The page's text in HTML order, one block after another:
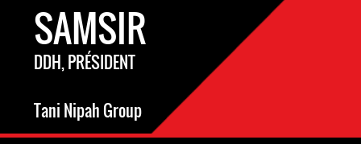
SAMSIR
DDH, PRÉSIDENT
Tani Nipah Group